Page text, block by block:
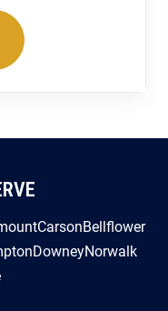
CarsonBellflower
DowneyNorwalk